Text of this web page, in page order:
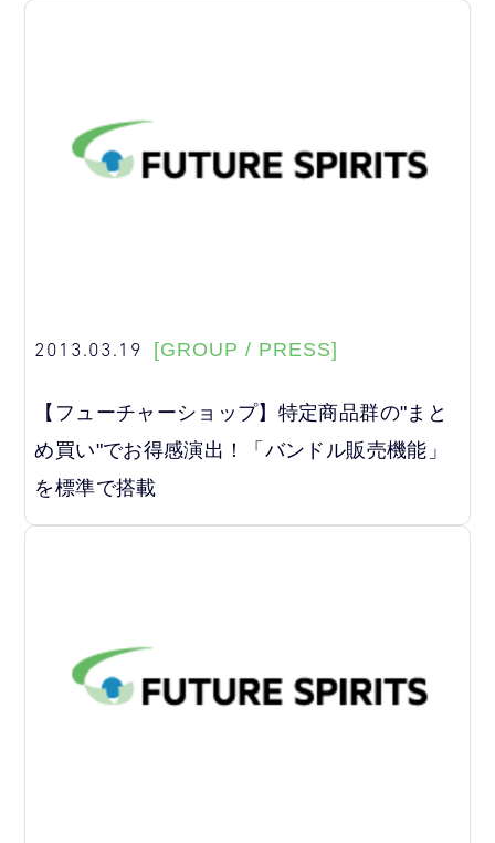
2013.03.19 [GROUP / PRESS]
【フューチャーショップ】特定商品群の"まと
め買い"でお得感演出！「バンドル販売機能」
を標準で搭載